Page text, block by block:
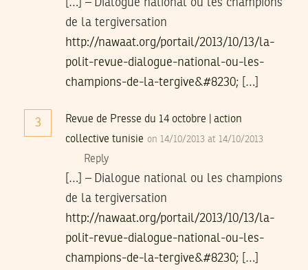
[…] – Dialogue national ou les champions
de la tergiversation
http://nawaat.org/portail/2013/10/13/la-
polit-revue-dialogue-national-ou-les-
champions-de-la-tergive&#8230; […]
3
Revue de Presse du 14 octobre | action
collective tunisie on 14/10/2013 at 14/10/2013
Reply
[…] – Dialogue national ou les champions
de la tergiversation
http://nawaat.org/portail/2013/10/13/la-
polit-revue-dialogue-national-ou-les-
champions-de-la-tergive&#8230; […]